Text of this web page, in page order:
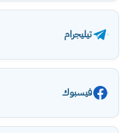
تيليجرام
فيسبوك